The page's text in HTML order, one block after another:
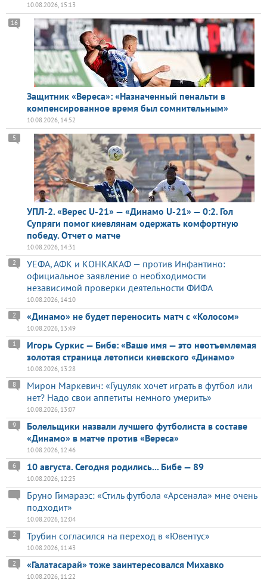
10.08.2026, 15:13
Защитник «Вереса»: «Назначенный пенальти в
компенсированное время был сомнительным»
16
10.08.2026, 14:52
УПЛ-2. «Верес U-21» — «Динамо U-21» — 0:2. Гол
Супряги помог киевлянам одержать комфортную
победу. Отчет о матче
5
10.08.2026, 14:31
УЕФА, АФК и КОНКАКАФ — против Инфантино:
официальное заявление о необходимости
независимой проверки деятельности ФИФА
2
10.08.2026, 14:10
«Динамо» не будет переносить матч с «Колосом»
2
10.08.2026, 13:49
Игорь Суркис — Бибе: «Ваше имя — это неотъемлемая
золотая страница летописи киевского «Динамо»
1
10.08.2026, 13:28
Мирон Маркевич: «Гуцуляк хочет играть в футбол или
нет? Надо свои аппетиты немного умерить»
8
10.08.2026, 13:07
Болельщики назвали лучшего футболиста в составе
«Динамо» в матче против «Вереса»
9
10.08.2026, 12:46
10 августа. Сегодня родились... Бибе — 89
6
10.08.2026, 12:25
Бруно Гимараэс: «Стиль футбола «Арсенала» мне очень
подходит»
10.08.2026, 12:04
Трубин согласился на переход в «Ювентус»
2
10.08.2026, 11:43
«Галатасарай» тоже заинтересовался Михавко
2
10.08.2026, 11:22